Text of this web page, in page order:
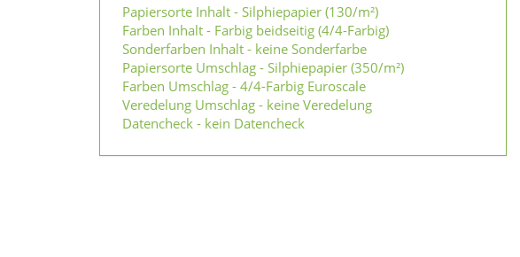
Papiersorte Inhalt - Silphiepapier (130/m²)
Farben Inhalt - Farbig beidseitig (4/4-Farbig)
Sonderfarben Inhalt - keine Sonderfarbe
Papiersorte Umschlag - Silphiepapier (350/m²)
Farben Umschlag - 4/4-Farbig Euroscale
Veredelung Umschlag - keine Veredelung
Datencheck - kein Datencheck